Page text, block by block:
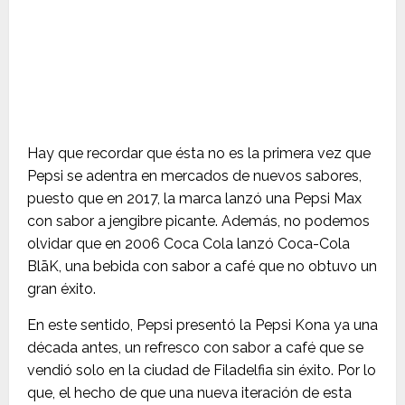
Hay que recordar que ésta no es la primera vez que
Pepsi se adentra en mercados de nuevos sabores,
puesto que en 2017, la marca lanzó una Pepsi Max
con sabor a jengibre picante. Además, no podemos
olvidar que en 2006 Coca Cola lanzó Coca-Cola
BlāK, una bebida con sabor a café que no obtuvo un
gran éxito.
En este sentido, Pepsi presentó la Pepsi Kona ya una
década antes, un refresco con sabor a café que se
vendió solo en la ciudad de Filadelfia sin éxito. Por lo
que, el hecho de que una nueva iteración de esta